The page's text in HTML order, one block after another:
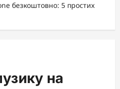
безкоштовно: 5 простих
на